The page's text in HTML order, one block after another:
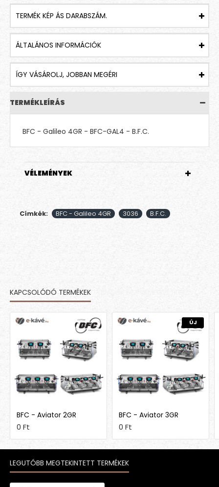
TERMÉK KÉP ÁS DARABSZÁM.
ÁLTALÁNOS INFORMÁCIÓK
ÍGY VÁSÁROLJ, JOBBAN MEGÉRI
TERMÉKLEÍRÁS
BFC - Galileo 4GR - BFC-GAL4 - B.F.C.
VÉLEMÉNYEK
Címkék: BFC - Galileo 4GR 3036 B.F.C.
KAPCSOLÓDÓ TERMÉKEK
BFC - Aviator 2GR
0 Ft
ÚJ
BFC - Aviator 3GR
0 Ft
LEGUTÓBB MEGTEKINTETT TERMÉKEK